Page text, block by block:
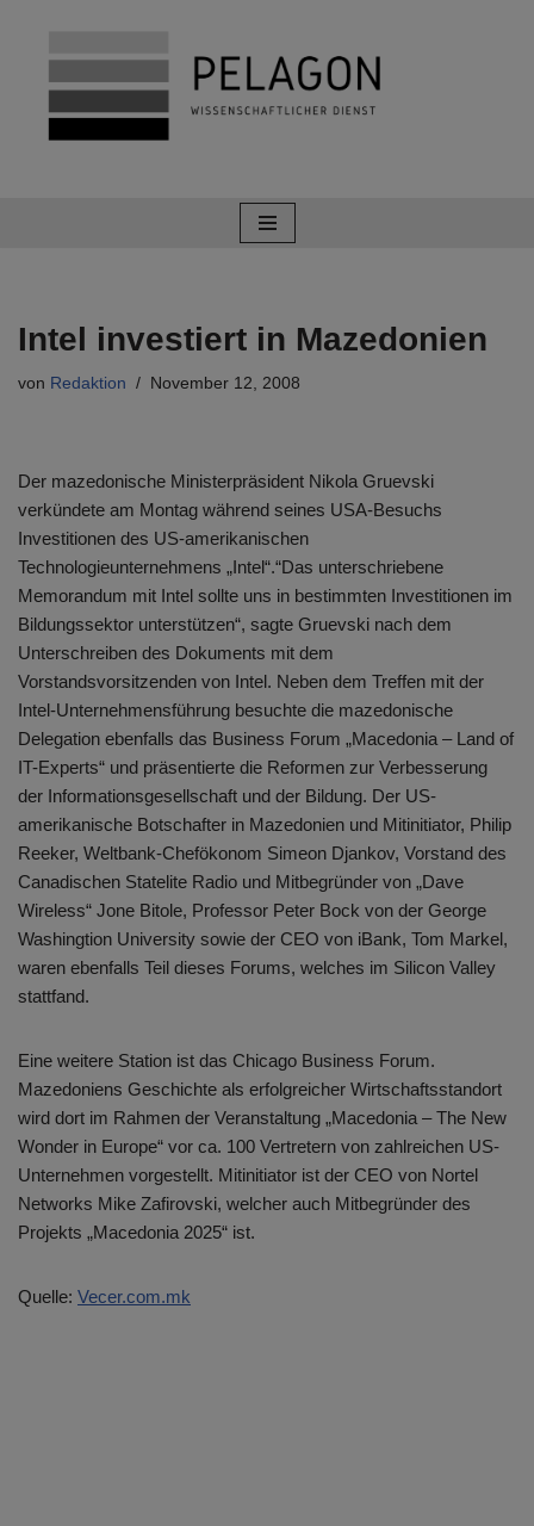
Zum
Inhalt
springen
Intel investiert in Mazedonien
von Redaktion November 12, 2008
Der mazedonische Ministerpräsident Nikola Gruevski
verkündete am Montag während seines USA-Besuchs
Investitionen des US-amerikanischen
Technologieunternehmens „Intel“.“Das unterschriebene
Memorandum mit Intel sollte uns in bestimmten Investitionen im
Bildungssektor unterstützen“, sagte Gruevski nach dem
Unterschreiben des Dokuments mit dem
Vorstandsvorsitzenden von Intel. Neben dem Treffen mit der
Intel-Unternehmensführung besuchte die mazedonische
Delegation ebenfalls das Business Forum „Macedonia – Land of
IT-Experts“ und präsentierte die Reformen zur Verbesserung
der Informationsgesellschaft und der Bildung. Der US-
amerikanische Botschafter in Mazedonien und Mitinitiator, Philip
Reeker, Weltbank-Chefökonom Simeon Djankov, Vorstand des
Canadischen Statelite Radio und Mitbegründer von „Dave
Wireless“ Jone Bitole, Professor Peter Bock von der George
Washingtion University sowie der CEO von iBank, Tom Markel,
waren ebenfalls Teil dieses Forums, welches im Silicon Valley
stattfand.
Eine weitere Station ist das Chicago Business Forum.
Mazedoniens Geschichte als erfolgreicher Wirtschaftsstandort
wird dort im Rahmen der Veranstaltung „Macedonia – The New
Wonder in Europe“ vor ca. 100 Vertretern von zahlreichen US-
Unternehmen vorgestellt. Mitinitiator ist der CEO von Nortel
Networks Mike Zafirovski, welcher auch Mitbegründer des
Projekts „Macedonia 2025“ ist.
Quelle: Vecer.com.mk